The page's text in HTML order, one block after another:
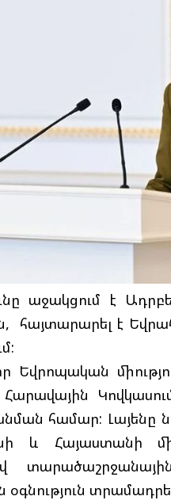
աջակցում է
հայտարարել է
Եվրոպական
համար: Լայենը
և Հայաստանի